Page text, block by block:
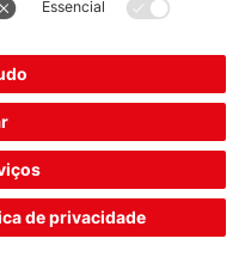
Definições Cookie
gerais de contratação